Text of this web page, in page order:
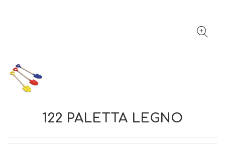
122 PALETTA LEGNO